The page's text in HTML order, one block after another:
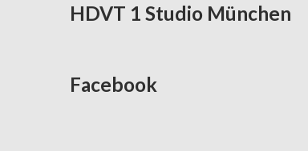
HDVT 1 Studio München
Facebook